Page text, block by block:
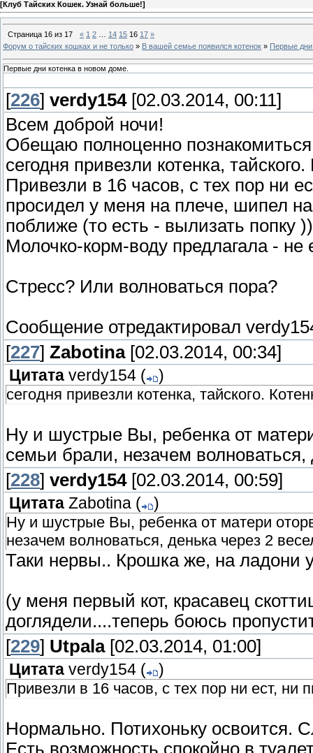
[Клуб Тайских Кошек. Узнай больше!]
Страница 16 из 17 « 1 2 14 15 16 17 »
Форум о тайских кошках и не только » В вашей семье появился котенок » Первые
Первые дни котенка в новом доме.
[226] verdy154[02.03.2014, 00:11]
Всем доброй ночи!
Обещаю полноценно
сегодня привезли котенка,
Привезли в 16 часов, с тех пор ни
просидел у меня на плече, шипел
поближе (то есть - вылизать попку
Молочко-корм-воду предлагала - не
Стресс? Или волноваться пора?
Сообщение отредактировал
[227] Zabotina[02.03.2014, 00:34]
Цитата verdy154 (
)
сегодня привезли котенка, тайского.
Ну и шустрые Вы, ребенка от
семьи брали, незачем волноваться,
[228] verdy154[02.03.2014, 00:59]
Цитата Zabotina (
)
Ну и шустрые Вы, ребенка от матери
незачем волноваться, денька через 2
Таки нервы.. Крошка же, на ладони
(у меня первый кот, красавец
доглядели....теперь боюсь
[229] Utpala[02.03.2014, 01:00]
Цитата verdy154 (
)
Привезли в 16 часов, с тех пор ни ест, ни
Нормально. Потихоньку освоится.
Есть возможность спокойно в